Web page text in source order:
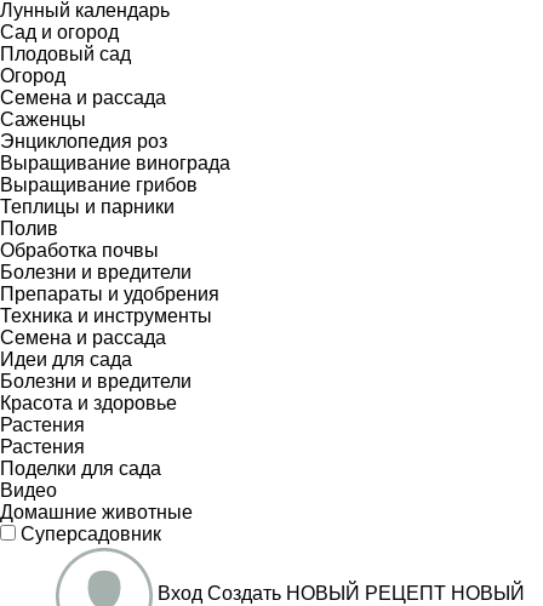
Лунный календарь
Сад и огород
Плодовый сад
Огород
Семена и рассада
Саженцы
Энциклопедия роз
Выращивание винограда
Выращивание грибов
Теплицы и парники
Полив
Обработка почвы
Болезни и вредители
Препараты и удобрения
Техника и инструменты
Семена и рассада
Идеи для сада
Болезни и вредители
Красота и здоровье
Растения
Растения
Поделки для сада
Видео
Домашние животные
Суперсадовник
Вход Создать НОВЫЙ РЕЦЕПТ НОВЫЙ